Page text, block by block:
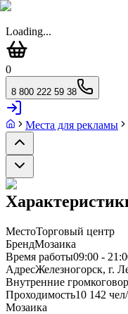
Loading...
0
8 800 222 59 38
Места для рекламы
МестоТорговый центр
БрендМозаика
Время работы09:00 -
АдресЖелезногорск, г.
Внутренние
Проходимость10 142
Мозаика